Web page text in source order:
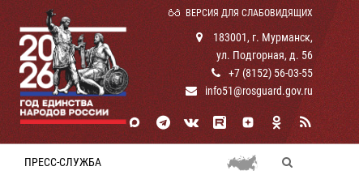
ВЕРСИЯ ДЛЯ СЛАБОВИДЯЩИХ
183001, г. Мурманск,
ул. Подгорная, д. 56
+7 (8152) 56-03-55
info51@rosguard.gov.ru
ПРЕСС-СЛУЖБА